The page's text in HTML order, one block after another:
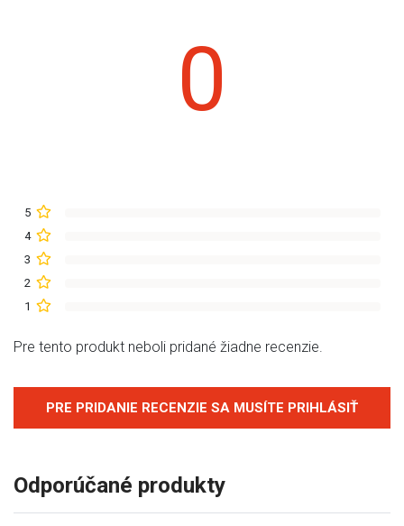
0
5
4
3
2
1
Pre tento produkt neboli pridané žiadne recenzie.
PRE PRIDANIE RECENZIE SA MUSÍTE PRIHLÁSIŤ
Odporúčané produkty